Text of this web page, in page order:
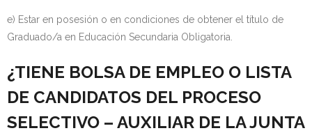
e) Estar en posesión o en condiciones de obtener el título de
Graduado/a en Educación Secundaria Obligatoria.
¿TIENE BOLSA DE EMPLEO O LISTA
DE CANDIDATOS DEL PROCESO
SELECTIVO – AUXILIAR DE LA JUNTA